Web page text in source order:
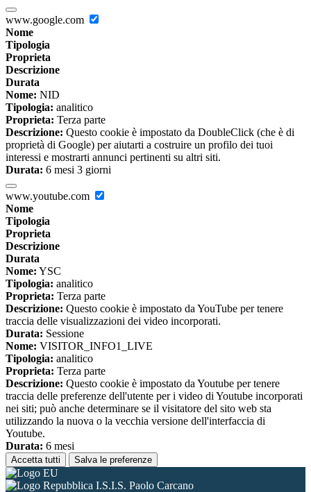
www.google.com
Nome
Tipologia
Proprieta
Descrizione
Durata
Nome: NID
Tipologia: analitico
Proprieta: Terza parte
Descrizione: Questo cookie è impostato da DoubleClick (che è di
proprietà di Google) per aiutarti a costruire un profilo dei tuoi
interessi e mostrarti annunci pertinenti su altri siti.
Durata: 6 mesi 3 giorni
www.youtube.com
Nome
Tipologia
Proprieta
Descrizione
Durata
Nome: YSC
Tipologia: analitico
Proprieta: Terza parte
Descrizione: Questo cookie è impostato da YouTube per tenere
traccia delle visualizzazioni dei video incorporati.
Durata: Sessione
Nome: VISITOR_INFO1_LIVE
Tipologia: analitico
Proprieta: Terza parte
Descrizione: Questo cookie è impostato da Youtube per tenere
traccia delle preferenze dell'utente per i video di Youtube incorporati
nei siti; può anche determinare se il visitatore del sito web sta
utilizzando la nuova o la vecchia versione dell'interfaccia di
Youtube.
Durata: 6 mesi
Accetta tutti Salva le preferenze
I.S.I.S. Paolo Carcano